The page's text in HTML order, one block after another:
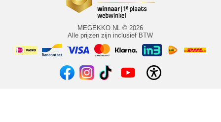
MEGEKKO.NL © 2026
Alle prijzen zijn inclusief BTW